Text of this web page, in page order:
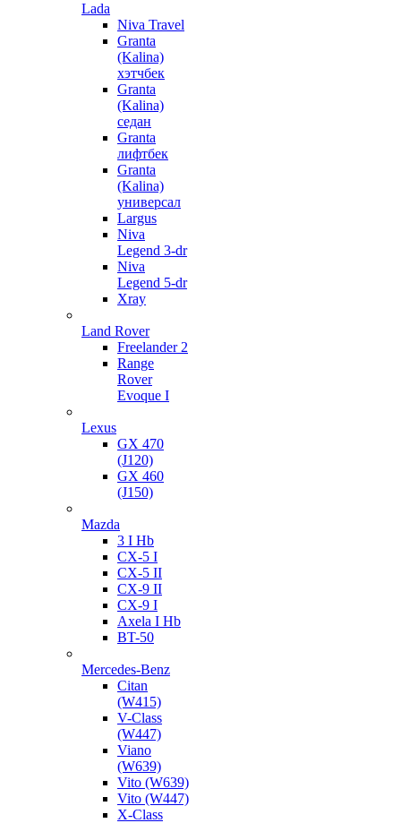
Lada
Niva Travel
Granta
(Kalina)
хэтчбек
Granta
(Kalina)
седан
Granta
лифтбек
Granta
(Kalina)
универсал
Largus
Niva
Legend 3-dr
Niva
Legend 5-dr
Xray
Land Rover
Freelander 2
Range
Rover
Evoque I
Lexus
GX 470
(J120)
GX 460
(J150)
Mazda
3 I Hb
CX-5 I
CX-5 II
CX-9 II
CX-9 I
Axela I Hb
BT-50
Mercedes-Benz
Citan
(W415)
V-Class
(W447)
Viano
(W639)
Vito (W639)
Vito (W447)
X-Class